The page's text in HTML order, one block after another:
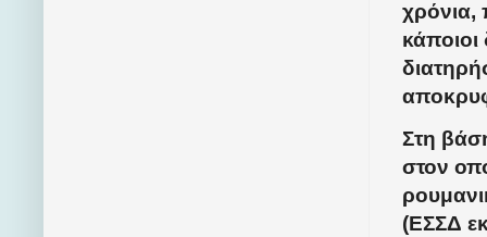
χρόνια,
Στη
στον
(ΕΣΣΔ